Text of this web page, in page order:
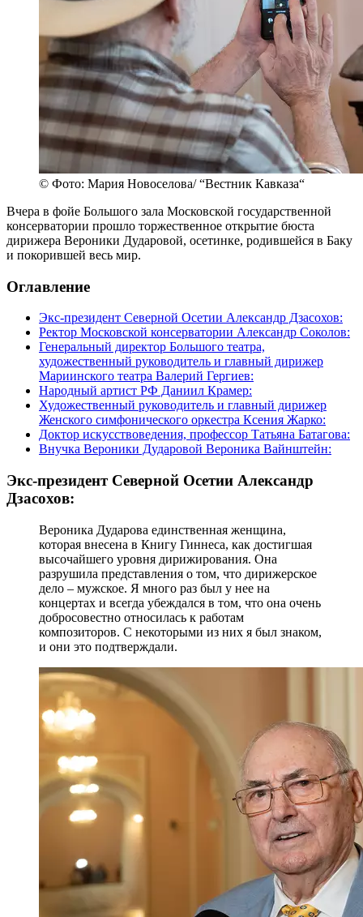
© Фото: Мария Новоселова/ “Вестник Кавказа“
Вчера в фойе Большого зала Московской государственной
консерватории прошло торжественное открытие бюста
дирижера Вероники Дударовой, осетинке, родившейся в Баку
и покорившей весь мир.
Оглавление
Экс-президент Северной Осетии Александр Дзасохов:
Ректор Московской консерватории Александр Соколов:
Генеральный директор Большого театра,
художественный руководитель и главный дирижер
Мариинского театра Валерий Гергиев:
Народный артист РФ Даниил Крамер:
Художественный руководитель и главный дирижер
Женского симфонического оркестра Ксения Жарко:
Доктор искусствоведения, профессор Татьяна Батагова:
Внучка Вероники Дударовой Вероника Вайнштейн:
Экс-президент Северной Осетии Александр
Дзасохов:
Вероника Дударова единственная женщина,
которая внесена в Книгу Гиннеса, как достигшая
высочайшего уровня дирижирования. Она
разрушила представления о том, что дирижерское
дело – мужское. Я много раз был у нее на
концертах и всегда убеждался в том, что она очень
добросовестно относилась к работам
композиторов. С некоторыми из них я был знаком,
и они это подтверждали.